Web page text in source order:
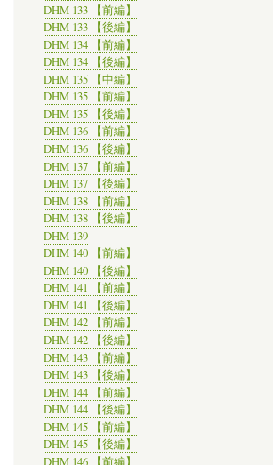
DHM 133 【前編】
DHM 133 【後編】
DHM 134 【前編】
DHM 134 【後編】
DHM 135 【中編】
DHM 135 【前編】
DHM 135 【後編】
DHM 136 【前編】
DHM 136 【後編】
DHM 137 【前編】
DHM 137 【後編】
DHM 138 【前編】
DHM 138 【後編】
DHM 139
DHM 140 【前編】
DHM 140 【後編】
DHM 141 【前編】
DHM 141 【後編】
DHM 142 【前編】
DHM 142 【後編】
DHM 143 【前編】
DHM 143 【後編】
DHM 144 【前編】
DHM 144 【後編】
DHM 145 【前編】
DHM 145 【後編】
DHM 146 【前編】